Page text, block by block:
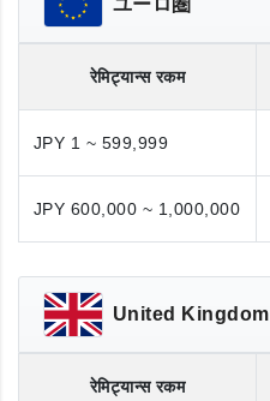
ユーロ圏
रेमिट्यान्स रकम
JPY 1 ~ 599,999
JPY 600,000 ~ 1,000,000
United Kingdom
रेमिट्यान्स रकम